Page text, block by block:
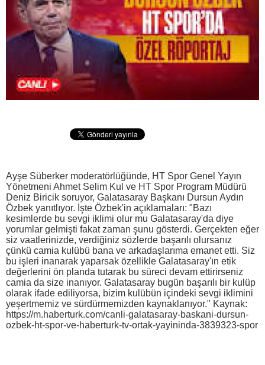
Ayşe Süberker moderatörlüğünde, HT Spor Genel Yayın
Yönetmeni Ahmet Selim Kul ve HT Spor Program Müdürü
Deniz Biricik soruyor, Galatasaray Başkanı Dursun Aydın
Özbek yanıtlıyor. İşte Özbek'in açıklamaları: "Bazı
kesimlerde bu sevgi iklimi olur mu Galatasaray'da diye
yorumlar gelmişti fakat zaman şunu gösterdi. Gerçekten eğer
siz vaatlerinizde, verdiğiniz sözlerde başarılı olursanız
çünkü camia kulübü bana ve arkadaşlarıma emanet etti. Siz
bu işleri inanarak yaparsak özellikle Galatasaray'ın etik
değerlerini ön planda tutarak bu süreci devam ettirirseniz
camia da size inanıyor. Galatasaray bugün başarılı bir kulüp
olarak ifade ediliyorsa, bizim kulübün içindeki sevgi iklimini
yeşertmemiz ve sürdürmemizden kaynaklanıyor." Kaynak:
https://m.haberturk.com/canli-galatasaray-baskani-dursun-
ozbek-ht-spor-ve-haberturk-tv-ortak-yayininda-3839323-spor